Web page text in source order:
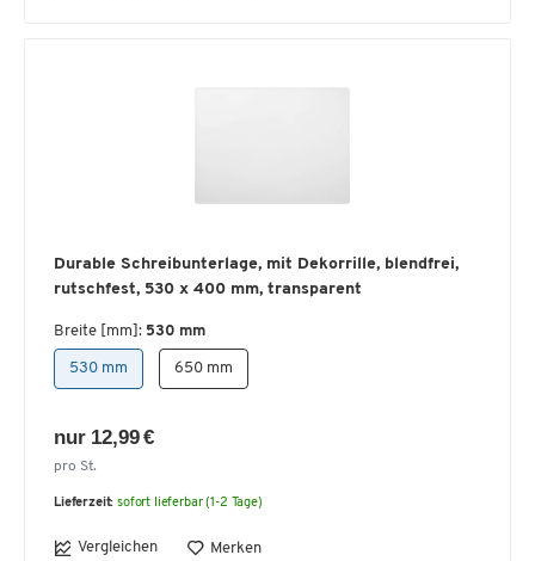
Durable Schreibunterlage, mit Dekorrille, blendfrei,
rutschfest, 530 x 400 mm, transparent
Breite [mm]: 530 mm
530 mm 650 mm
nur 12,99 €
pro St.
Lieferzeit: sofort lieferbar (1-2 Tage)
Vergleichen Merken